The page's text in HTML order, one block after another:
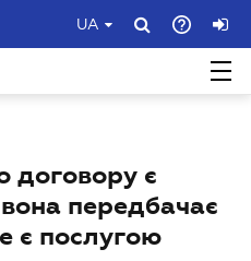
UA
договору є
передбачає
є послугою